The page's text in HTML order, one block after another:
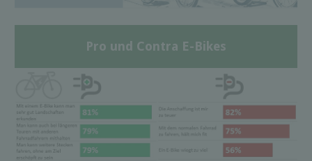
Pro und Contra E-Bikes